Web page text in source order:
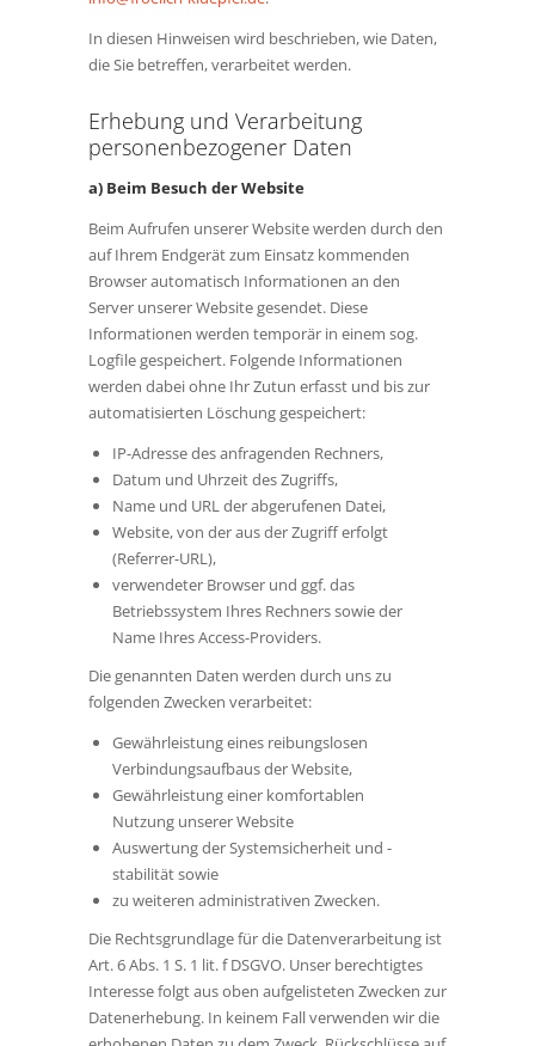
In diesen Hinweisen wird beschrieben, wie Daten,
die Sie betreffen, verarbeitet werden.
Erhebung und Verarbeitung
personenbezogener Daten
a) Beim Besuch der Website
Beim Aufrufen unserer Website werden durch den
auf Ihrem Endgerät zum Einsatz kommenden
Browser automatisch Informationen an den
Server unserer Website gesendet. Diese
Informationen werden temporär in einem sog.
Logfile gespeichert. Folgende Informationen
werden dabei ohne Ihr Zutun erfasst und bis zur
automatisierten Löschung gespeichert:
IP-Adresse des anfragenden Rechners,
Datum und Uhrzeit des Zugriffs,
Name und URL der abgerufenen Datei,
Website, von der aus der Zugriff erfolgt
(Referrer-URL),
verwendeter Browser und ggf. das
Betriebssystem Ihres Rechners sowie der
Name Ihres Access-Providers.
Die genannten Daten werden durch uns zu
folgenden Zwecken verarbeitet:
Gewährleistung eines reibungslosen
Verbindungsaufbaus der Website,
Gewährleistung einer komfortablen
Nutzung unserer Website
Auswertung der Systemsicherheit und -
stabilität sowie
zu weiteren administrativen Zwecken.
Die Rechtsgrundlage für die Datenverarbeitung ist
Art. 6 Abs. 1 S. 1 lit. f DSGVO. Unser berechtigtes
Interesse folgt aus oben aufgelisteten Zwecken zur
Datenerhebung. In keinem Fall verwenden wir die